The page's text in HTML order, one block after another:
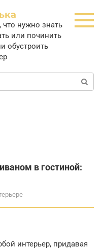
нужно знать
или починить
обустроить
в гостиной:
интерьер, придавая